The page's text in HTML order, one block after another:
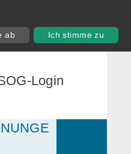
ab Ich stimme zu
Login